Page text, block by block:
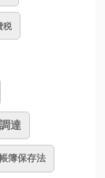
税
達
簿保存法